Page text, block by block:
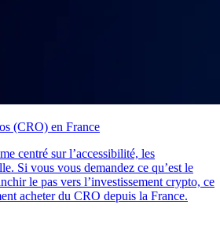
(CRO) en France
centré sur l’accessibilité, les
Si vous vous demandez ce qu’est le
le pas vers l’investissement crypto, ce
acheter du CRO depuis la France.